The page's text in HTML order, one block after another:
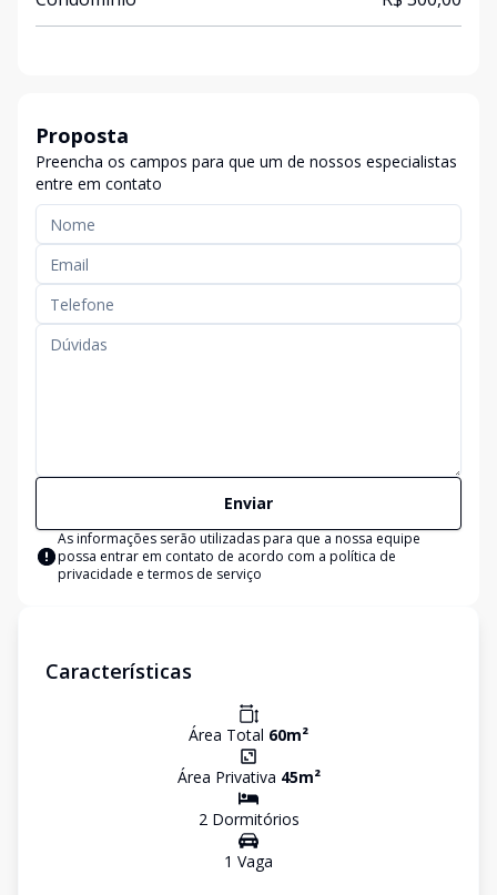
Proposta
Preencha os campos para que um de nossos especialistas
entre em contato
Enviar
As informações serão utilizadas para que a nossa equipe
possa entrar em contato de acordo com a política de
privacidade e termos de serviço
Características
Área Total 60m²
Área Privativa 45m²
2Dormitórios
1 Vaga